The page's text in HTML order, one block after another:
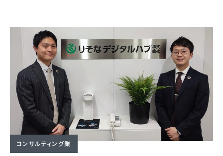
コンサルティング業